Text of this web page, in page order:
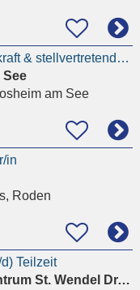
examinierte Pflegefachkraft & stellvertretende Pflegedienstleitung Losheim Residenz Losheim am See
See
am See
in
Roden
Teilzeit
Nieren-und Dialysezentrum St. Wendel Dr. Klaus Frommherz, Dr. Markus Gerhart